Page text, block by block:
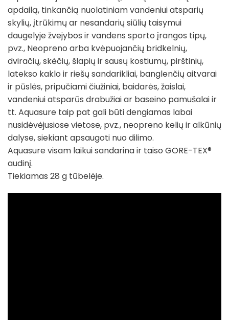
apdailą, tinkančią nuolatiniam vandeniui atsparių
skylių, įtrūkimų ar nesandarių siūlių taisymui
daugelyje žvejybos ir vandens sporto įrangos tipų,
pvz., Neopreno arba kvėpuojančių bridkelnių,
dviračių, skėčių, šlapių ir sausų kostiumų, pirštinių,
latekso kaklo ir riešų sandarikliai, banglenčių aitvarai
ir pūslės, pripučiami čiužiniai, baidarės, žaislai,
vandeniui atsparūs drabužiai ar baseino pamušalai ir
tt. Aquasure taip pat gali būti dengiamas labai
nusidėvėjusiose vietose, pvz., neopreno kelių ir alkūnių
dalyse, siekiant apsaugoti nuo dilimo.
Aquasure visam laikui sandarina ir taiso GORE-TEX®
audinį.
Tiekiamas 28 g tūbelėje.